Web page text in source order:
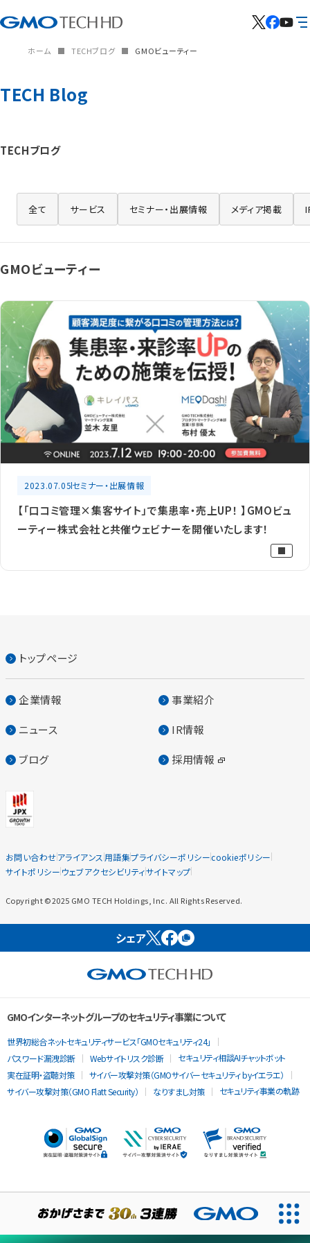
ホーム TECHブログ GMOビューティー
TECH Blog
TECHブログ
全て サービス セミナー・出展情報 メディア掲載
GMOビューティー
2023.07.05セミナー・出展情報
【「口コミ管理×集客サイト」で集患率・売上UP！ 】GMOビュ
ーティー株式会社と共催ウェビナーを開催いたします！
トップページ
企業情報 事業紹介
ニュース IR情報
ブログ 採用情報
お問い合わせアライアンス 用語集プライバシーポリシーcookieポリシー
サイトポリシー ウェブアクセシビリティサイトマップ
Copyright ©2025 GMO TECH Holdings, Inc. All Rights Reserved.
シェア
GMOインターネットグループのセキュリティ事業について
世界初総合ネットセキュリティサービス「GMOセキュリティ24」
パスワード漏洩診断
Webサイトリスク診断
セキュリティ相談AIチャットボット
実在証明・盗聴対策
サイバー攻撃対策（GMOサイバーセキュリティ byイエラエ）
サイバー攻撃対策（GMO Flatt Security）
なりすまし対策 セキュリティ事業の軌跡
当ウェブサイトでは、サービスの提供および品質向上とトラフィッ